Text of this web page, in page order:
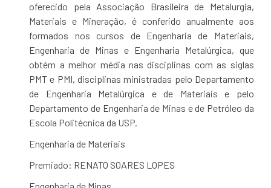
oferecido pela Associação Brasileira de Metalurgia,
Materiais e Mineração, é conferido anualmente aos
formados nos cursos de Engenharia de Materiais,
Engenharia de Minas e Engenharia Metalúrgica, que
obtém a melhor média nas disciplinas com as siglas
PMT e PMI, disciplinas ministradas pelo Departamento
de Engenharia Metalúrgica e de Materiais e pelo
Departamento de Engenharia de Minas e de Petróleo da
Escola Politécnica da USP.
Engenharia de Materiais
Premiado: RENATO SOARES LOPES